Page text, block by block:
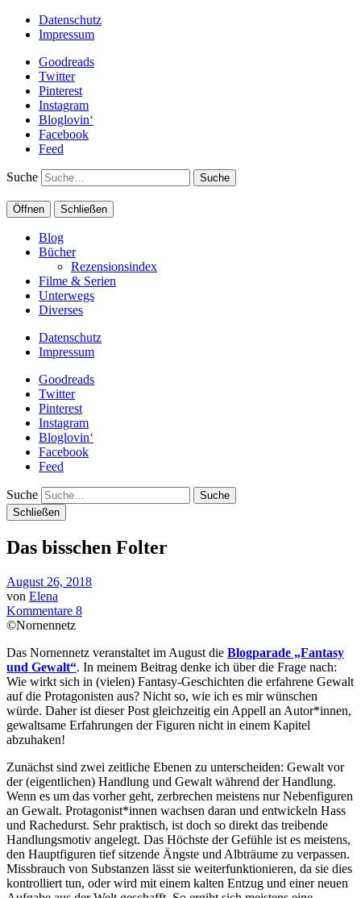
Datenschutz
Impressum
Goodreads
Twitter
Pinterest
Instagram
Bloglovin‘
Facebook
Feed
Suche
Öffnen Schließen
Blog
Bücher
Rezensionsindex
Filme & Serien
Unterwegs
Diverses
Datenschutz
Impressum
Goodreads
Twitter
Pinterest
Instagram
Bloglovin‘
Facebook
Feed
Suche
Schließen
Das bisschen Folter
August 26, 2018
von Elena
Kommentare 8
©Nornennetz
Das Nornennetz veranstaltet im August die Blogparade „Fantasy
und Gewalt“. In meinem Beitrag denke ich über die Frage nach:
Wie wirkt sich in (vielen) Fantasy-Geschichten die erfahrene Gewalt
auf die Protagonisten aus? Nicht so, wie ich es mir wünschen
würde. Daher ist dieser Post gleichzeitig ein Appell an Autor*innen,
gewaltsame Erfahrungen der Figuren nicht in einem Kapitel
abzuhaken!
Zunächst sind zwei zeitliche Ebenen zu unterscheiden: Gewalt vor
der (eigentlichen) Handlung und Gewalt während der Handlung.
Wenn es um das vorher geht, zerbrechen meistens nur Nebenfiguren
an Gewalt. Protagonist*innen wachsen daran und entwickeln Hass
und Rachedurst. Sehr praktisch, ist doch so direkt das treibende
Handlungsmotiv angelegt. Das Höchste der Gefühle ist es meistens,
den Hauptfiguren tief sitzende Ängste und Albträume zu verpassen.
Missbrauch von Substanzen lässt sie weiterfunktionieren, da sie dies
kontrolliert tun, oder wird mit einem kalten Entzug und einer neuen